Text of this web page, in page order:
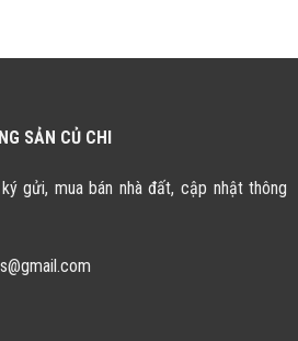
SẢN CỦ CHI
gửi, mua bán nhà đất, cập nhật thông